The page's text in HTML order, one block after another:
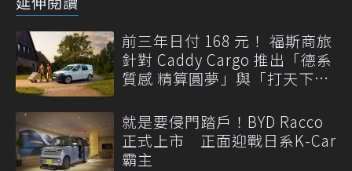
前三年日付 168 元！ 福斯商旅
針對 Caddy Cargo 推出「德系
質感 精算圓夢」與「打天下」
就是要侵門踏戶！BYD Racco
正式上市 正面迎戰日系K-Car
霸主